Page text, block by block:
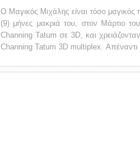
Ο Μαγικός Μιχάλης είναι τόσο
(9) μήνες μακριά του, στον Μάρτιο
Channing Tatum σε 3D, και
Channing Tatum 3D multiplex. Απέναντι